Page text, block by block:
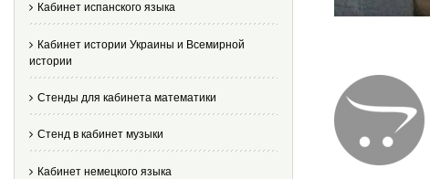
Кабинет испанского языка
Кабинет истории Украины и Всемирной
истории
Стенды для кабинета математики
Стенд в кабинет музыки
Кабинет немецкого языка